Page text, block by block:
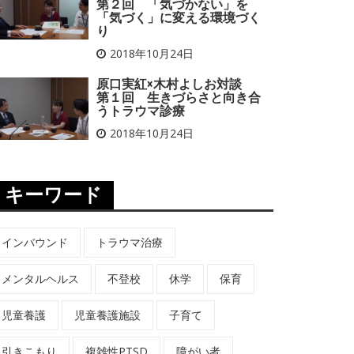
第２回 「気づかない」を
「気づく」に変える環境づく
り
2018年10月24日
原口実紅×木村よしお対談
第１回 生きづらさと向き合
うトラウマ診療
2018年10月24日
キーワード
インバウンド トラウマ治療
メンタルヘルス 不登校 休学 保育
児童養護 児童養護施設 子育て